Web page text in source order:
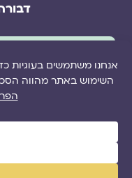
רוצה לקבל
הפרטים שלך ישארו